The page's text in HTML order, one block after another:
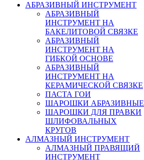
АБРАЗИВНЫЙ ИНСТРУМЕНТ
АБРАЗИВНЫЙ
ИНСТРУМЕНТ НА
БАКЕЛИТОВОЙ СВЯЗКЕ
АБРАЗИВНЫЙ
ИНСТРУМЕНТ НА
ГИБКОЙ ОСНОВЕ
АБРАЗИВНЫЙ
ИНСТРУМЕНТ НА
КЕРАМИЧЕСКОЙ СВЯЗКЕ
ПАСТА ГОИ
ШАРОШКИ АБРАЗИВНЫЕ
ШАРОШКИ ДЛЯ ПРАВКИ
ШЛИФОВАЛЬНЫХ
КРУГОВ
АЛМАЗНЫЙ ИНСТРУМЕНТ
АЛМАЗНЫЙ ПРАВЯЩИЙ
ИНСТРУМЕНТ